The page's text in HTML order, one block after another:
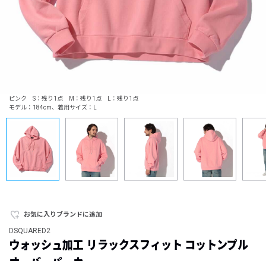
ピンク S：残り1点 M：残り1点 L：残り1点
モデル：184cm、着用サイズ：L
お気に入りブランドに追加
DSQUARED2
ウォッシュ加工 リラックスフィット コットンプル